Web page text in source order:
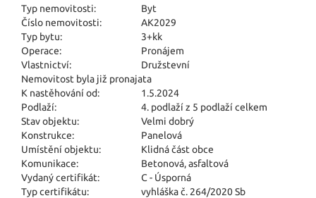
Typ nemovitosti:
Byt
Číslo nemovitosti:
AK2029
Typ bytu:
3+kk
Operace:
Pronájem
Vlastnictví:
Družstevní
Nemovitost byla již pronajata
K nastěhování od:
1.5.2024
Podlaží:
4. podlaží z 5 podlaží celkem
Stav objektu:
Velmi dobrý
Konstrukce:
Panelová
Umístění objektu:
Klidná část obce
Komunikace:
Betonová,asfaltová
Vydaný certifikát:
C - Úsporná
Typ certifikátu:
vyhláška č. 264/2020 Sb